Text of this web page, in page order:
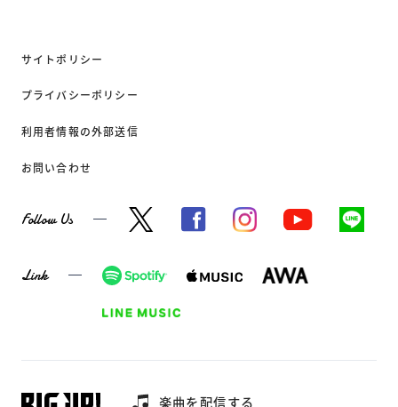
サイトポリシー
プライバシーポリシー
利用者情報の外部送信
お問い合わせ
Follow Us
Link
楽曲を配信する